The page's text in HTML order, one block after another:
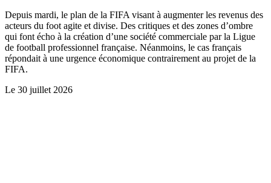
Depuis mardi, le plan de la FIFA visant à augmenter les revenus des
acteurs du foot agite et divise. Des critiques et des zones d’ombre
qui font écho à la création d’une société commerciale par la Ligue
de football professionnel française. Néanmoins, le cas français
répondait à une urgence économique contrairement au projet de la
FIFA.
Le 30 juillet 2026